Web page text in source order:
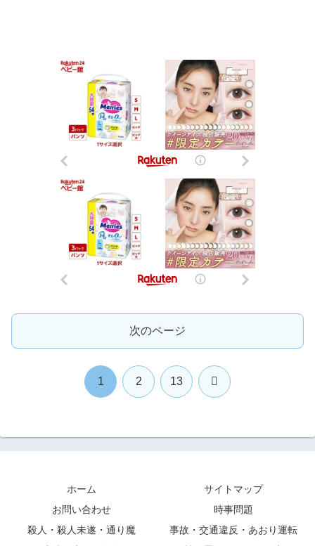
次のページ
1 2 13 次
ホーム
サイトマップ
お問い合わせ
時事問題
殺人・殺人未遂・通り魔
事故・交通違反・あおり運転